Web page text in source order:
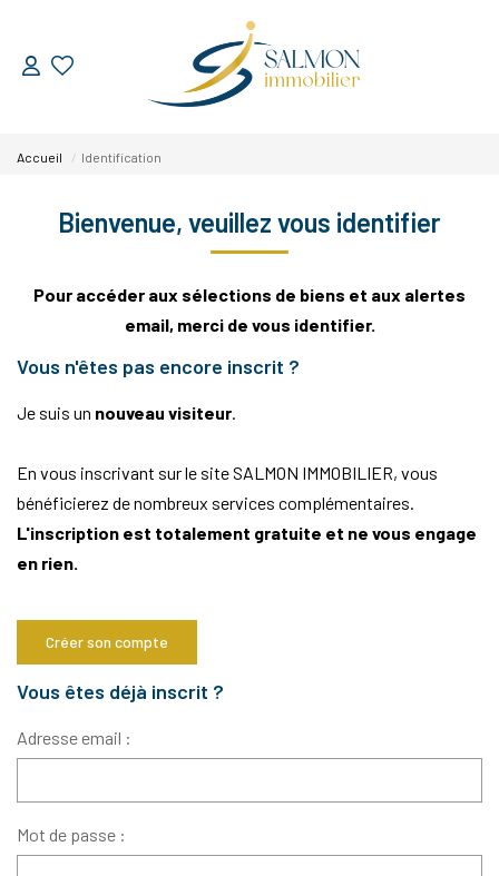
ESTIMER
Nos Services
LOUER
NOUS DÉCOUVRIR
Notre Agence
1 BIEN Vendu = 1 ACTE Solidaire
Ils Parlent De Nous !
NOUS CONTACTER
Accueil Identification
Bienvenue, veuillez vous identifier
Pour accéder aux sélections de biens et aux alertes
email, merci de vous identifier.
Vous n'êtes pas encore inscrit ?
Je suis un nouveau visiteur.
En vous inscrivant sur le site SALMON IMMOBILIER, vous
bénéficierez de nombreux services complémentaires.
L'inscription est totalement gratuite et ne vous engage
en rien.
Créer son compte
Vous êtes déjà inscrit ?
Adresse email :
Mot de passe :